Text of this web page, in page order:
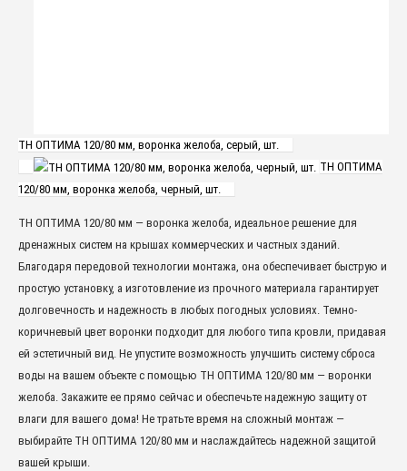
ТН ОПТИМА 120/80 мм, воронка желоба, серый, шт.
ТН ОПТИМА
120/80 мм, воронка желоба, черный, шт.
ТН ОПТИМА 120/80 мм — воронка желоба, идеальное решение для
дренажных систем на крышах коммерческих и частных зданий.
Благодаря передовой технологии монтажа, она обеспечивает быструю и
простую установку, а изготовление из прочного материала гарантирует
долговечность и надежность в любых погодных условиях. Темно-
коричневый цвет воронки подходит для любого типа кровли, придавая
ей эстетичный вид. Не упустите возможность улучшить систему сброса
воды на вашем объекте с помощью ТН ОПТИМА 120/80 мм — воронки
желоба. Закажите ее прямо сейчас и обеспечьте надежную защиту от
влаги для вашего дома! Не тратьте время на сложный монтаж —
выбирайте ТН ОПТИМА 120/80 мм и наслаждайтесь надежной защитой
вашей крыши.